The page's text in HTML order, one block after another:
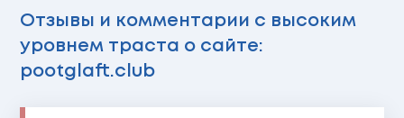
Отзывы и комментарии с высоким
уровнем траста о сайте:
pootglaft.club